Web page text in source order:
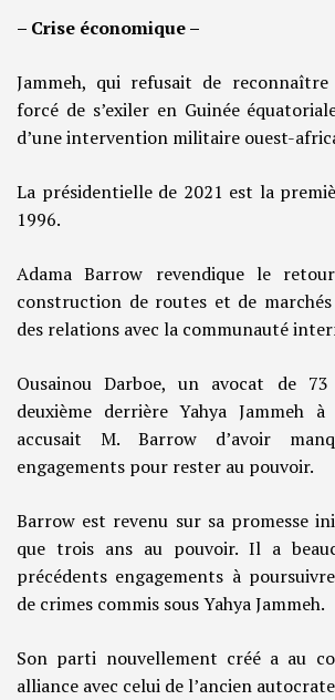
– Crise économique –
Jammeh, qui refusait de
forcé de s’exiler en Guinée
d’une intervention militaire ouest-
La présidentielle de 2021 est la
1996.
Adama Barrow revendique le
construction de routes et de
des relations avec la communauté
Ousainou Darboe, un avocat de
deuxième derrière Yahya Jammeh
accusait M. Barrow d’avoir
engagements pour rester au pouvoir.
Barrow est revenu sur sa promesse
que trois ans au pouvoir. Il a
précédents engagements à
de crimes commis sous Yahya Jammeh.
Son parti nouvellement créé a au
alliance avec celui de l’ancien